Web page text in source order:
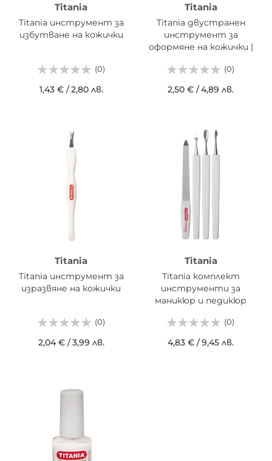
Titania
Titania инструмент за
избутване на кожички
(0)
1,43 €/2,80 лв.
Titania
Titania двустранен
инструмент за
оформяне на кожички |
(0)
2,50 € /4,89 лв.
Titania
Titania инструмент за
изразвяне на кожички
(0)
2,04 €/3,99 лв.
Titania
Titania комплект
инструменти за
маникюр и педикюр
(0)
4,83 € /9,45 лв.